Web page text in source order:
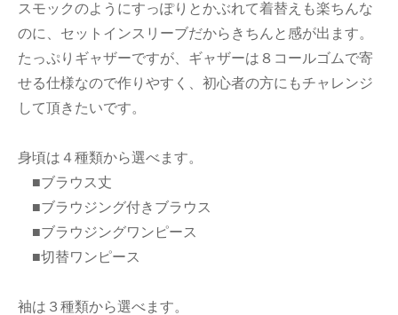
スモックのようにすっぽりとかぶれて着替えも楽ちんな
のに、セットインスリーブだからきちんと感が出ます。
たっぷりギャザーですが、ギャザーは８コールゴムで寄
せる仕様なので作りやすく、初心者の方にもチャレンジ
して頂きたいです。
身頃は４種類から選べます。
■ブラウス丈
■ブラウジング付きブラウス
■ブラウジングワンピース
■切替ワンピース
袖は３種類から選べます。